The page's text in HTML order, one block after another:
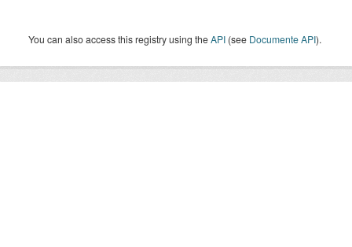
You can also access this registry using theAPI (see Documente API).